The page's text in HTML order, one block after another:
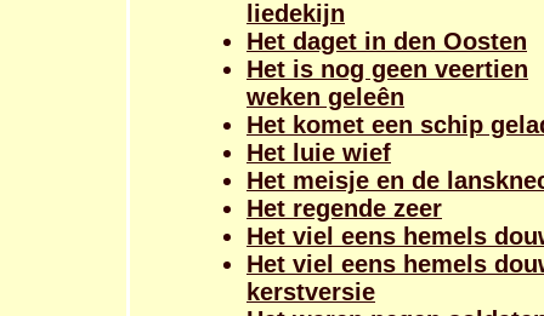
liedekijn
Het daget in den Oosten
Het is nog geen veertien
weken geleên
Het komet een schip
Het luie wief
Het meisje en de
Het regende zeer
Het viel eens hemels
Het viel eens hemels
kerstversie